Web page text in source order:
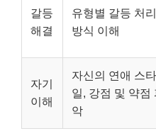
갈등
해결
유형별 갈등 처리
방식 이해
자기
이해
자신의 연애 스타
일, 강점 및 약점
악